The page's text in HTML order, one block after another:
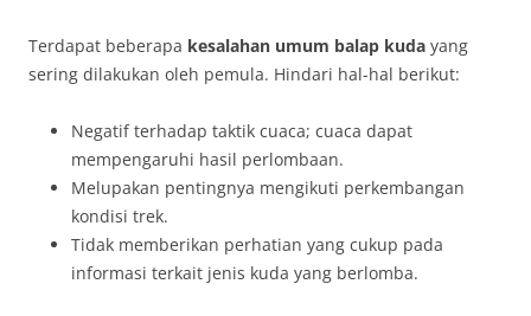
Terdapat beberapa kesalahan umum balap kuda yang
sering dilakukan oleh pemula. Hindari hal-hal berikut:
Negatif terhadap taktik cuaca; cuaca dapat
mempengaruhi hasil perlombaan.
Melupakan pentingnya mengikuti perkembangan
kondisi trek.
Tidak memberikan perhatian yang cukup pada
informasi terkait jenis kuda yang berlomba.